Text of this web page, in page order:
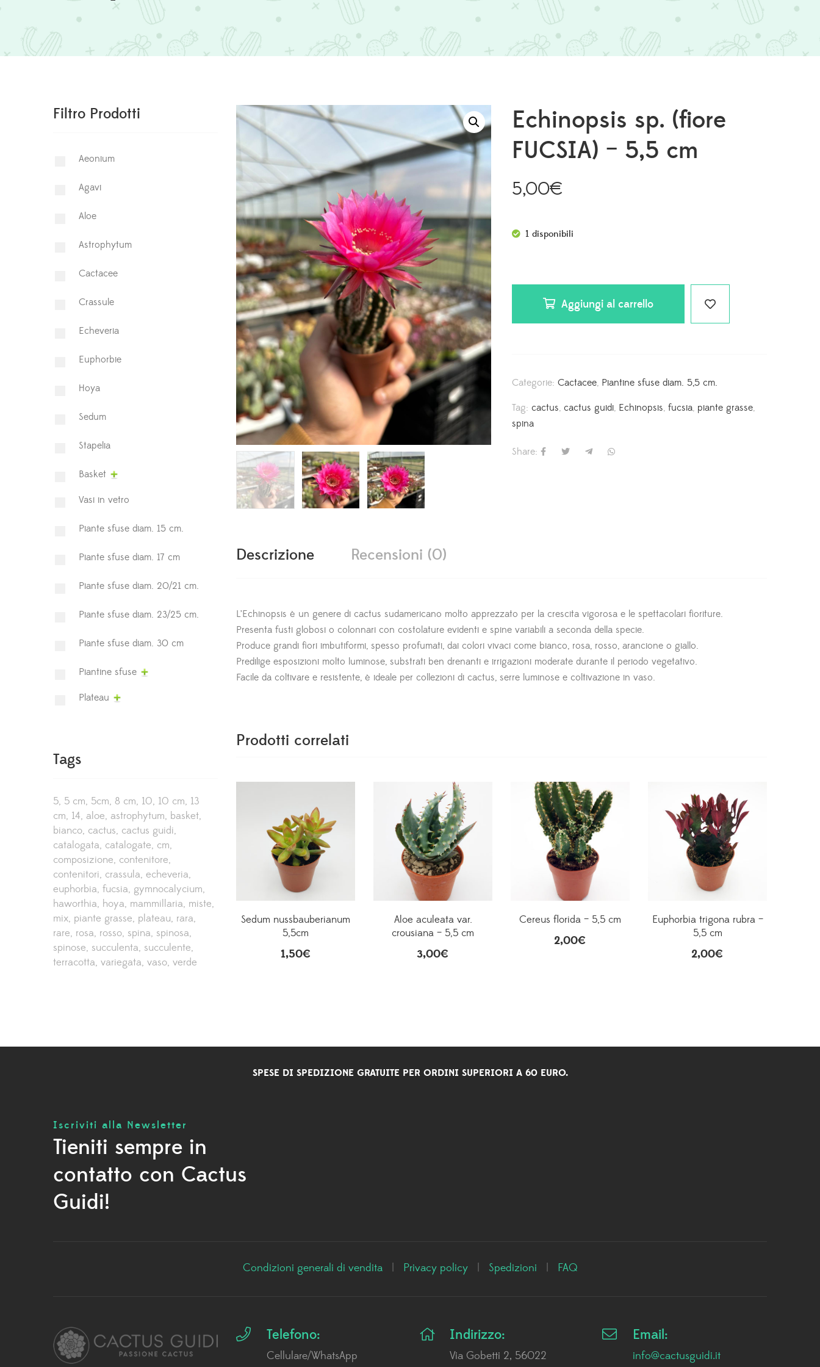
Echinopsis sp. (fiore
FUCSIA) – 5,5 cm
5,00€
1 disponibili
Aggiungi al carrello
Categorie:⁠Cactacee, Piantine sfuse diam. 5,5 cm.
Tag:cactus,cactus guidi, Echinopsis,fucsia, piante grasse,
spina
Share:
Descrizione Recensioni (0)
L’Echinopsis è un genere di cactus sudamericano molto apprezzato per la crescita vigorosa e le spettacolari fioriture.
Presenta fusti globosi o colonnari con costolature evidenti e spine variabili a seconda della specie.
Produce grandi fiori imbutiformi, spesso profumati, dai colori vivaci come bianco, rosa, rosso, arancione o giallo.
Predilige esposizioni molto luminose, substrati ben drenanti e irrigazioni moderate durante il periodo vegetativo.
Facile da coltivare e resistente, è ideale per collezioni di cactus, serre luminose e coltivazione in vaso.
Prodotti correlati
Sedum nussbauberianum
5,5cm
1,50€
Aloe aculeata var.
crousiana – 5,5 cm
3,00€
Cereus florida – 5,5 cm
2,00€
Euphorbia trigona rubra –
5,5 cm
2,00€
Filtro Prodotti
Aeonium
Agavi
Aloe
Astrophytum
⁠Cactacee
⁠Crassule
Echeveria
Euphorbie
Hoya
⁠Sedum
Stapelia
Basket
Vasi in vetro
Piante sfuse diam. 15 cm.
Piante sfuse diam. 17 cm
Piante sfuse diam. 20/21 cm.
Piante sfuse diam. 23/25 cm.
Piante sfuse diam. 30 cm
Piantine sfuse
Plateau
Tags
5 5 cm 5cm 8 cm 10 10 cm 13
cm 14 aloe astrophytum basket
bianco cactus cactus guidi
catalogata catalogate cm
composizione contenitore
contenitori crassula echeveria
euphorbia fucsia gymnocalycium
haworthia hoya mammillaria miste
mix piante grasse plateau rara
rare rosa rosso spina spinosa
spinose succulenta succulente
terracotta variegata vaso verde
SPESE DI SPEDIZIONE GRATUITE PER ORDINI SUPERIORI A 60 EURO.
Iscriviti alla Newsletter
Tieniti sempre in
contatto con Cactus
Guidi!
Condizioni generali di vendita| Privacy policy| Spedizioni | FAQ
Telefono:
Cellulare/WhatsApp
Indirizzo:
Via Gobetti 2, 56022
Email:
info@cactusguidi.it